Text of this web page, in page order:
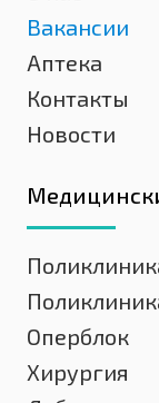
Вакансии
Аптека
Контакты
Новости
Оперблок
Хирургия